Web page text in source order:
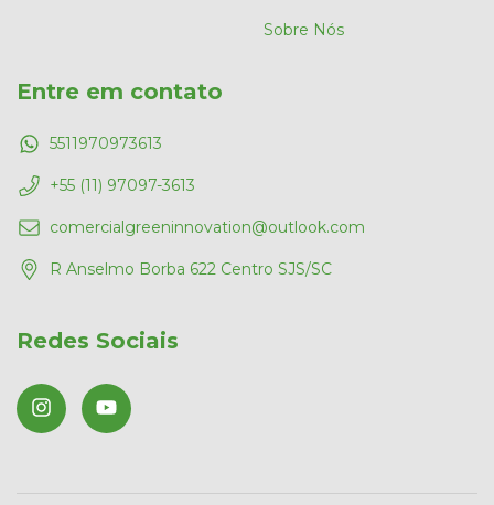
Sobre Nós
Entre em contato
5511970973613
+55 (11) 97097-3613
comercialgreeninnovation@outlook.com
R Anselmo Borba 622 Centro SJS/SC
Redes Sociais